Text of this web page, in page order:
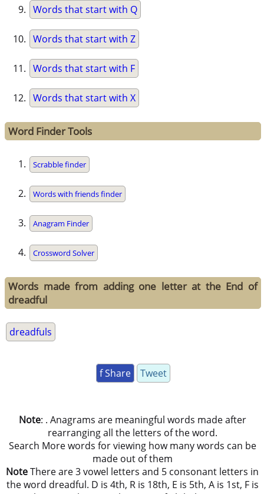
Words that start with Q
Words that start with Z
Words that start with F
Words that start with X
Word Finder Tools
Scrabble finder
Words with friends finder
Anagram Finder
Crossword Solver
Words made from adding one letter at the End of
dreadful
dreadfuls
f Share Tweet
Note: . Anagrams are meaningful words made after
rearranging all the letters of the word.
Search More words for viewing how many words can be
made out of them
NoteThere are 3 vowel letters and 5 consonant letters in
the word dreadful. D is 4th, R is 18th, E is 5th, A is 1st, F is